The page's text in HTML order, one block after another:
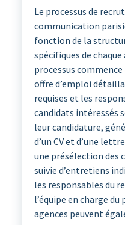
Le processus de
communication
fonction de la
spécifiques de
processus
offre d’emploi
requises et les
candidats intéressés
leur candidature,
d’un CV et d’une
une présélection des
suivie d’entretiens
les responsables du
l’équipe en charge
agences peuvent